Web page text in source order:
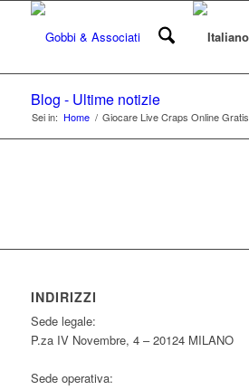
Blog - Ultime notizie
Sei in: Home / Giocare Live Craps Online Gratis
INDIRIZZI
Sede legale:
P.za IV Novembre, 4 – 20124 MILANO
Sede operativa: